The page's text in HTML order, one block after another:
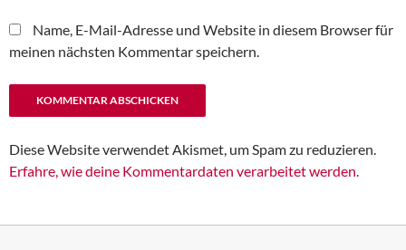
Name, E-Mail-Adresse und Website in diesem Browser für
meinen nächsten Kommentar speichern.
Diese Website verwendet Akismet, um Spam zu reduzieren.
Erfahre, wie deine Kommentardaten verarbeitet werden.